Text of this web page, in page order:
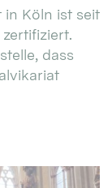
in Köln ist seit
dass